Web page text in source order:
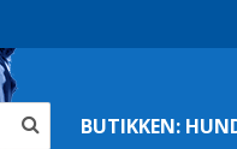
BUTIKKEN: